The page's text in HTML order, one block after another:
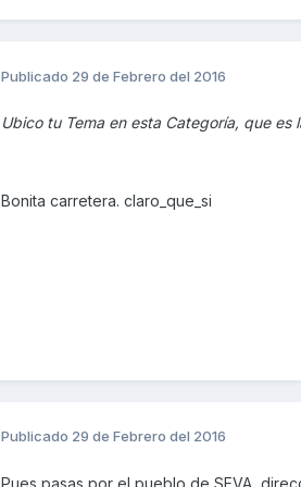
Publicado 29 de Febrero del 2016
Ubico tu Tema en esta Categoría, que es
Bonita carretera. claro_que_si
Publicado 29 de Febrero del 2016
Pues pasas por el pueblo de SEVA,